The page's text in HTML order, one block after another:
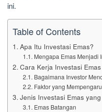
ini.
Table of Contents
Apa Itu Investasi Emas?
Mengapa Emas Menjadi
Cara Kerja Investasi Emas
Bagaimana Investor
Faktor yang
Jenis Investasi Emas
Emas Batangan